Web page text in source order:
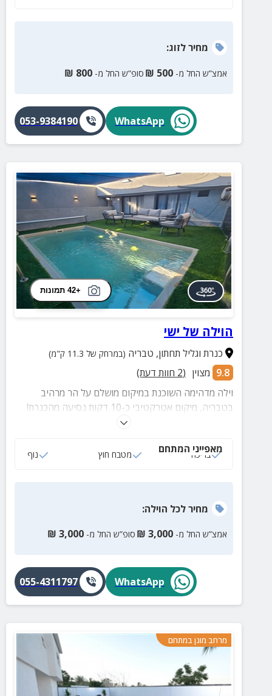
מחירלזוג:
אמצ”ש החל מ- 500
₪ סופ”ש החל מ- 800
₪
WhatsApp
053-9384190
+42 תמונות
הוילה של ישי
כנרת וגליל תחתון, טבריה (במרחק של 11.3 ק"מ)
9.8 מצוין (
2 חוות דעת)
וילה מדהימה השוכנת במיקום מושלם על הר מרהיב
בטבריה, מיקום אטרקטיבי כ-10 דקות נסיעה מהכנרת!
בוילה מגוון פינוקים ואיבזור מלא. בחצר תוכלו ליהנות
מאפייני המתחם
בריכה מטבח חוץ נוף
מחירלכל הוילה:
אמצ”ש החל מ- 3,000
₪ סופ”ש החל מ- 3,000
₪
WhatsApp
055-4311797
מרחב מוגן במתחם